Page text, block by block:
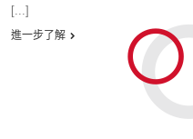
[...]
進一步了解